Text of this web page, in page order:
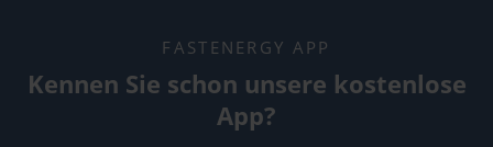
FASTENERGY APP
Kennen Sie schon unsere kostenlose
App?